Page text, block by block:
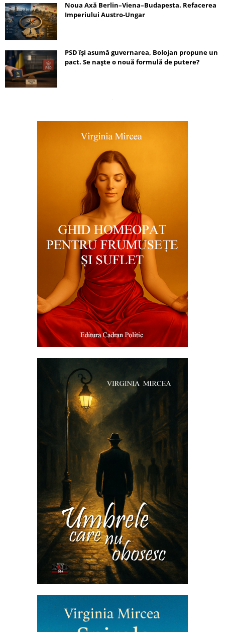
Noua Axă Berlin–Viena–Budapesta. Refacerea
Imperiului Austro-Ungar
PSD își asumă guvernarea, Bolojan propune un
pact. Se naște o nouă formulă de putere?